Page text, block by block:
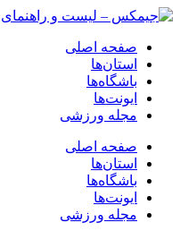
صفحه اصلی
استان‌ها
باشگاه‌ها
ایونت‌ها
مجله ورزشی
صفحه اصلی
استان‌ها
باشگاه‌ها
ایونت‌ها
مجله ورزشی